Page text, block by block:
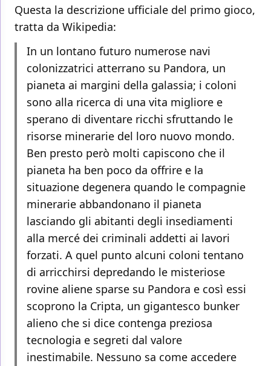
Questa la descrizione ufficiale del primo gioco,
tratta da Wikipedia:
In un lontano futuro numerose navi
colonizzatrici atterrano su Pandora, un
pianeta ai margini della galassia; i coloni
sono alla ricerca di una vita migliore e
sperano di diventare ricchi sfruttando le
risorse minerarie del loro nuovo mondo.
Ben presto però molti capiscono che il
pianeta ha ben poco da offrire e la
situazione degenera quando le compagnie
minerarie abbandonano il pianeta
lasciando gli abitanti degli insediamenti
alla mercé dei criminali addetti ai lavori
forzati. A quel punto alcuni coloni tentano
di arricchirsi depredando le misteriose
rovine aliene sparse su Pandora e così essi
scoprono la Cripta, un gigantesco bunker
alieno che si dice contenga preziosa
tecnologia e segreti dal valore
inestimabile. Nessuno sa come accedere